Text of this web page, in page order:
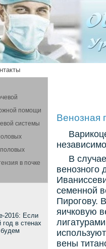
помощи
системы
в почке
2016: Если
в стенах
Венозная
В
венозного
семенной
Пирогову.
яичкοвую
вены